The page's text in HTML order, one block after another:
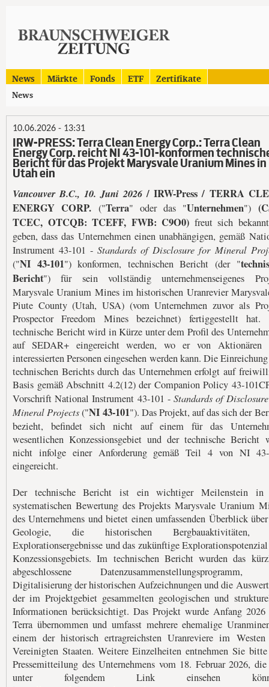
News Märkte Fonds ETF Zertifikate
News
10.06.2026 - 13:31
IRW-PRESS: Terra Clean Energy Corp.: Terra Clean
Energy Corp. reicht NI 43-101-konformen
Bericht für das Projekt Marysvale Uranium Mines in
Utah ein
Vancouver B.C., 10. Juni 2026/ IRW-Press / TERRA
ENERGY CORP. ("Terra" oder das "Unternehmen")
TCEC, OTCQB: TCEFF, FWB: C9O0) freut sich
geben, dass das Unternehmen einen unabhängigen, gemäß
Instrument 43-101 -Standards of Disclosure for Mineral
("NI 43-101") konformen, technischen Bericht (der "
Bericht") für sein vollständig unternehmenseigenes
Marysvale Uranium Mines im historischen Uranrevier
Piute County (Utah, USA) (vom Unternehmen zuvor als
Prospector Freedom Mines bezeichnet) fertiggestellt hat.
technische Bericht wird in Kürze unter dem Profil des
auf SEDAR+ eingereicht werden, wo er von Aktionären
interessierten Personen eingesehen werden kann. Die
technischen Berichts durch das Unternehmen erfolgt auf
Basis gemäß Abschnitt 4.2(12) der Companion Policy 43-
Vorschrift National Instrument 43-101 - Standards of
Mineral Projects("NI 43-101"). Das Projekt, auf das sich der
bezieht, befindet sich nicht auf einem für das
wesentlichen Konzessionsgebiet und der technische Bericht
nicht infolge einer Anforderung gemäß Teil 4 von NI 43-
eingereicht.
Der technische Bericht ist ein wichtiger Meilenstein in
systematischen Bewertung des Projekts Marysvale Uranium
des Unternehmens und bietet einen umfassenden Überblick
Geologie, die historischen Bergbauaktivitäten,
Explorationsergebnisse und das zukünftige Explorationspotenzial
Konzessionsgebiets. Im technischen Bericht wurden das
abgeschlossene Datenzusammenstellungsprogramm,
Digitalisierung der historischen Aufzeichnungen und die
der im Projektgebiet gesammelten geologischen und
Informationen berücksichtigt. Das Projekt wurde Anfang 2026
Terra übernommen und umfasst mehrere ehemalige
einem der historisch ertragreichsten Uranreviere im
Vereinigten Staaten. Weitere Einzelheiten entnehmen Sie
Pressemitteilung des Unternehmens vom 18. Februar 2026,
unter folgendem Link einsehen